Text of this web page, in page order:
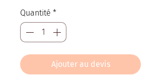
Quantité *
Ajouter au devis